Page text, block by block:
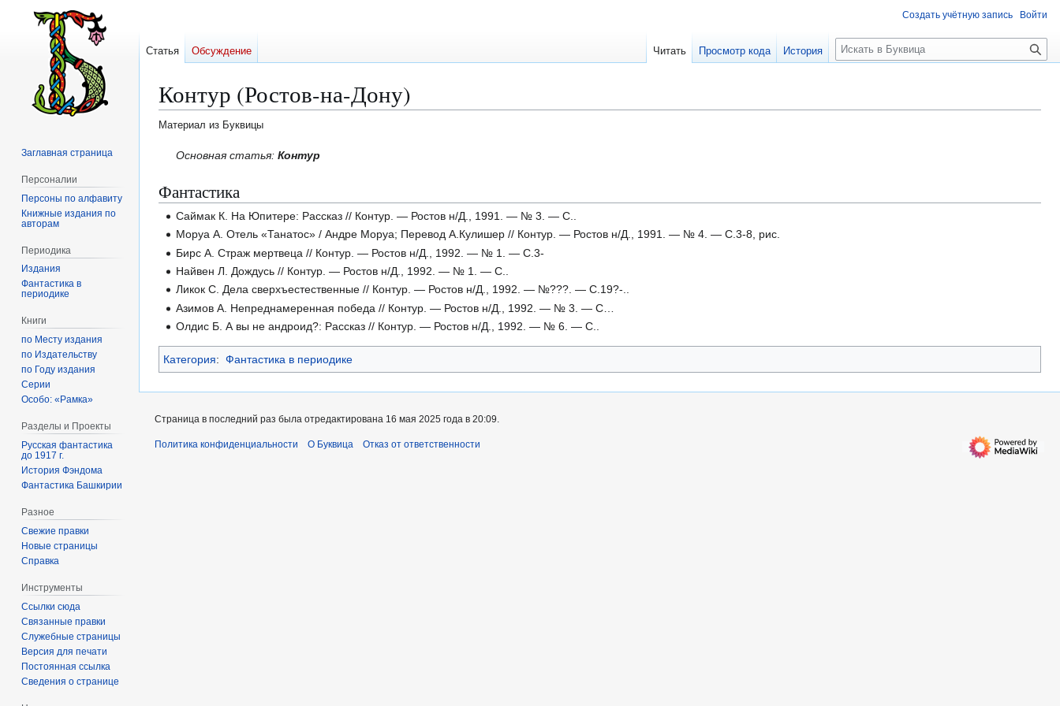
Контур (Ростов-на-Дону)
Материал из Буквицы
Перейти
навигации
Перейти
поиску
Основная статья:Контур
Фантастика
Саймак К. На Юпитере: Рассказ // Контур. — Ростов н/Д., 1991. — № 3. — С..
Моруа А. Отель «Танатос» / Андре Моруа; Перевод А.Кулишер // Контур. — Ростов н/Д., 1991. — № 4. — С.3-8, рис.
Бирс А. Страж мертвеца // Контур. — Ростов н/Д., 1992. — № 1. — С.3-
Найвен Л. Дождусь // Контур. — Ростов н/Д., 1992. — № 1. — С..
Ликок С. Дела сверхъестественные // Контур. — Ростов н/Д., 1992. — №???. — С.19?-..
Азимов А. Непреднамеренная победа // Контур. — Ростов н/Д., 1992. — № 3. — С…
Олдис Б. А вы не андроид?: Рассказ // Контур. — Ростов н/Д., 1992. — № 6. — С..
Категория: Фантастика в периодике
Создать учётную запись Войти
Статья Обсуждение Читать Просмотр кода История
П
о
к
Заглавная страница
Персоналии
Персоны по алфавиту
Книжные издания по
авторам
Периодика
Издания
Фантастика в
периодике
Книги
по Месту издания
по Издательству
по Году издания
Серии
Особо: «Рамка»
Разделы и Проекты
Русская фантастика
до 1917 г.
История Фэндома
Фантастика Башкирии
Разное
Свежие правки
Новые страницы
Справка
Инструменты
Ссылки сюда
Связанные правки
Служебные страницы
Версия для печати
Постоянная ссылка
Сведения о странице
Страница в последний раз была отредактирована 16 мая 2025 года в 20:09.
Политика конфиденциальности О Буквица Отказ от ответственности